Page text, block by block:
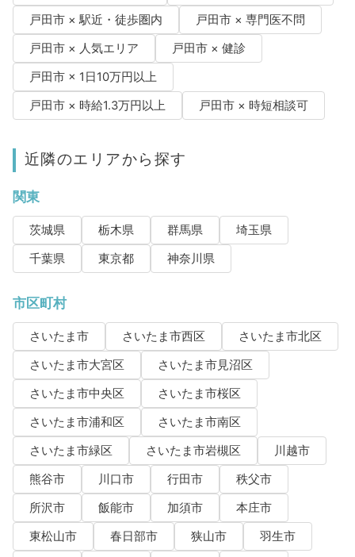
戸田市 × 駅近・徒歩圏内
戸田市 × 専門医不問
戸田市 × 人気エリア
戸田市 × 健診
戸田市 × 1日10万円以上
戸田市 × 時給1.3万円以上
戸田市 × 時短相談可
近隣のエリアから探す
関東
茨城県 栃木県 群馬県
埼玉県
千葉県
東京都 神奈川県
市区町村
さいたま市 さいたま市西区
さいたま市北区
さいたま市大宮区
さいたま市見沼区
さいたま市中央区
さいたま市桜区
さいたま市浦和区
さいたま市南区
さいたま市緑区
さいたま市岩槻区
川越市
熊谷市
川口市 行田市
秩父市
所沢市
飯能市 加須市
本庄市
東松山市
春日部市 狭山市
羽生市